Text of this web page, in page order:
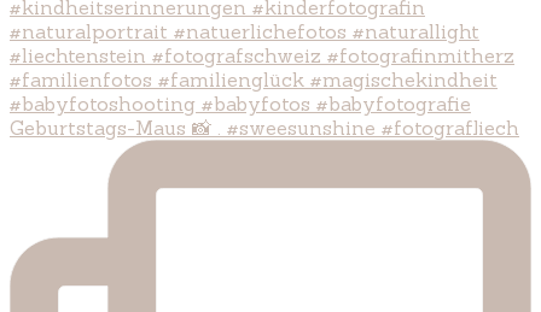
Geburtstags-Maus 📸 . #sweesunshine #fotografliech